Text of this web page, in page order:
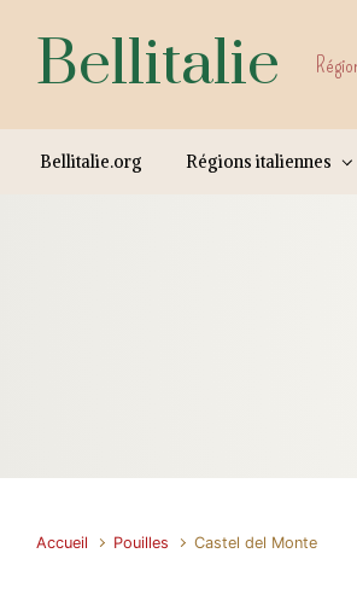
Bellitalie
Bellitalie.org Régions italiennes
Accueil Pouilles Castel del Monte